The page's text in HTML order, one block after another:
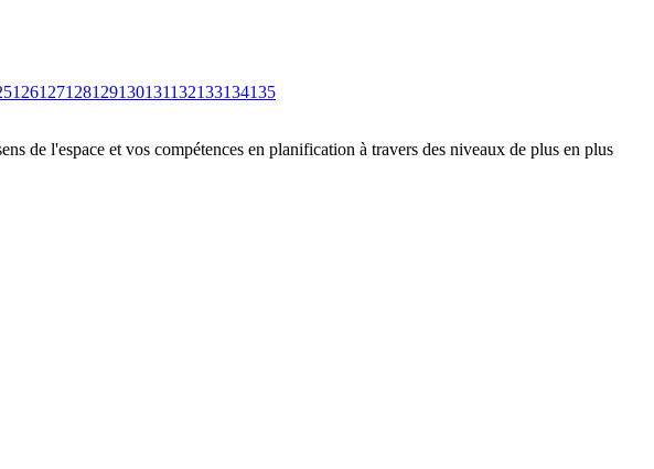
126127128129130131132133134135
de l'espace et vos compétences en planification à travers des niveaux de plus en plus